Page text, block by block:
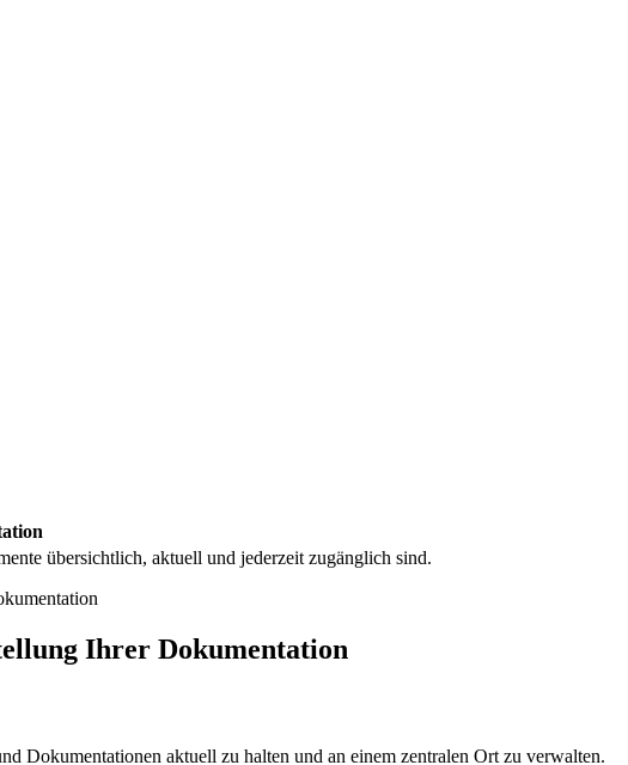
übersichtlich, aktuell und jederzeit zugänglich sind.
Ihrer Dokumentation
Dokumentationen aktuell zu halten und an einem zentralen Ort zu verwalten.